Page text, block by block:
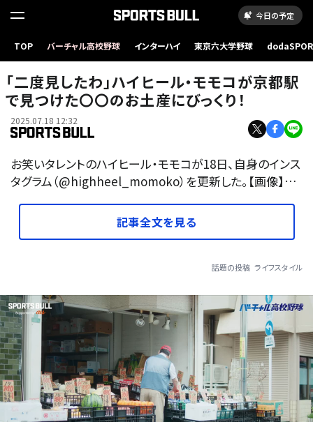
今日の予定
TOP バーチャル高校野球 インターハイ 東京六大学野球
「二度見したわ」ハイヒール・モモコが京都駅
で見つけた〇〇のお土産にびっくり！
2025.07.18 12:32
お笑いタレントのハイヒール・モモコが18日、自身のインス
タグラム（@highheel_momoko）を更新した。【画像】…
記事全文を見る
話題の投稿 ライフスタイル